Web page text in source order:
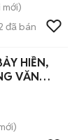
mới)
đã bán
HIỀN,
VĂN